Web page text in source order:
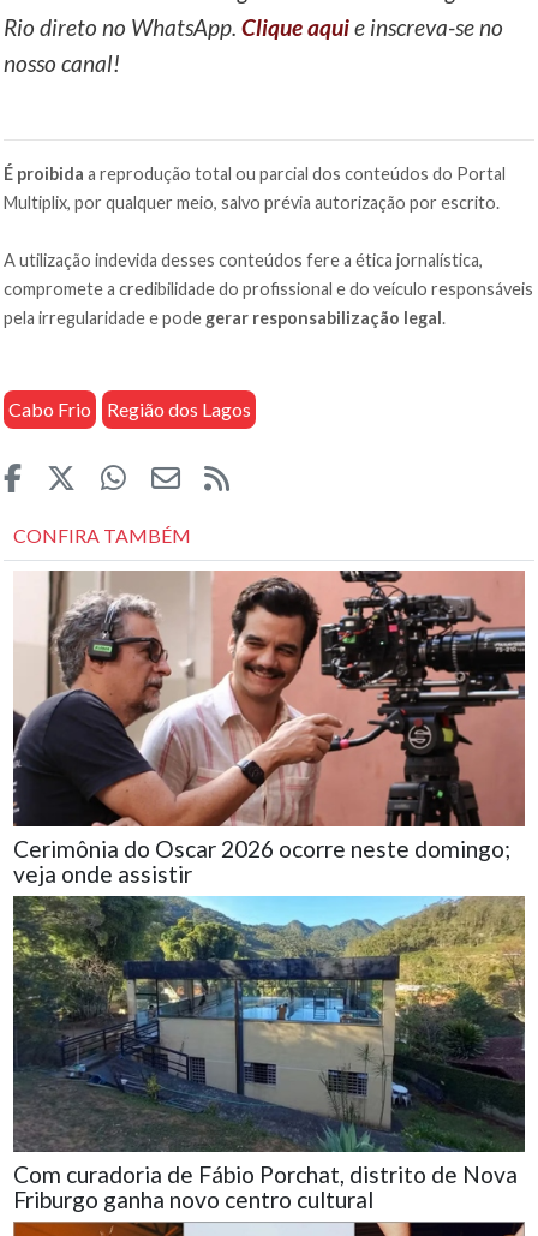
Rio direto no WhatsApp.Clique aquie inscreva-se no
nosso canal!
É proibida a reprodução total ou parcial dos conteúdos do Portal
Multiplix, por qualquer meio, salvo prévia autorização por escrito.
A utilização indevida desses conteúdos fere a ética jornalística,
compromete a credibilidade do profissional e do veículo responsáveis
pela irregularidade e pode gerar responsabilização legal.
Cabo Frio Região dos Lagos
CONFIRA TAMBÉM
Cerimônia do Oscar 2026 ocorre neste domingo;
veja onde assistir
Com curadoria de Fábio Porchat, distrito de Nova
Friburgo ganha novo centro cultural